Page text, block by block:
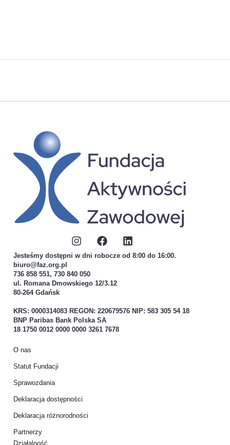
Jesteśmy dostępni w dni robocze od 8:00 do 16:00.
biuro@faz.org.pl
736 858 551, 730 840 050
ul. Romana Dmowskiego 12/3.12
80-264 Gdańsk
KRS: 0000314083 REGON: 220679576 NIP: 583 305 54 18
BNP Paribas Bank Polska SA
18 1750 0012 0000 0000 3261 7678
O nas
Statut Fundacji
Sprawozdania
Deklaracja dostępności
Deklaracja różnorodności
Partnerzy
Działalność